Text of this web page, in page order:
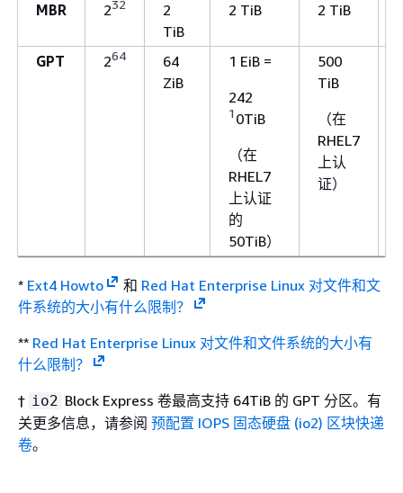
MBR 232
2
TiB
2 TiB 2 TiB
GPT 264
64
ZiB
1 EiB =
242
1 0TiB
（在
RHEL7
上认证
的
50TiB）
500
TiB
（在
RHEL7
上认
证）
* Ext4 Howto 和 Red Hat Enterprise Linux 对文件和文
件系统的大小有什么限制？
** Red Hat Enterprise Linux 对文件和文件系统的大小有
什么限制？
† io2 Block Express 卷最高支持 64TiB 的 GPT 分区。有
关更多信息，请参阅 预配置 IOPS 固态硬盘 (io2) 区块快递
卷。